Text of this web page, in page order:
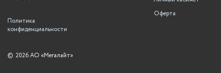
Оферта
Политика
конфиденциальности
© 2026 АО «Мегалайт»